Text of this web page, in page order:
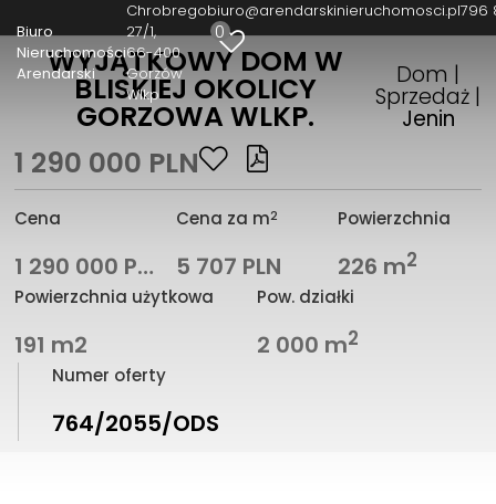
Biuro
Nieruchomości
Arendarski
Chrobrego
27/1
66-400
Gorzów
Wlkp
biuro@arendarskinieruchomosci.pl796
0
WYJĄTKOWY DOM W
BLISKIEJ OKOLICY
GORZOWA WLKP.
Dom |
Sprzedaż |
Jenin
1 290 000 PLN
Cena
1 290 000 PLN
Cena za m2
5 707 PLN
Powierzchnia
226 m2
Powierzchnia użytkowa
191 m2
Pow. działki
2 000 m2
Numer oferty
764/2055/ODS